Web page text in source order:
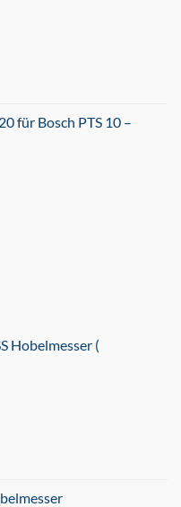
für Bosch PTS 10 –
Hobelmesser (